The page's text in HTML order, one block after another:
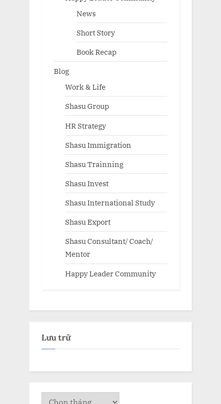
News
Short Story
Book Recap
Blog
Work & Life
Shasu Group
HR Strategy
Shasu Immigration
Shasu Trainning
Shasu Invest
Shasu International Study
Shasu Export
Shasu Consultant/ Coach/
Mentor
Happy Leader Community
Lưu trữ
Lưu